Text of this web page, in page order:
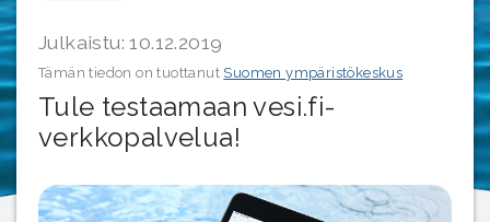
Julkaistu: 10.12.2019
Tämän tiedon on tuottanut Suomen ympäristökeskus
Tule testaamaan vesi.fi-
verkkopalvelua!